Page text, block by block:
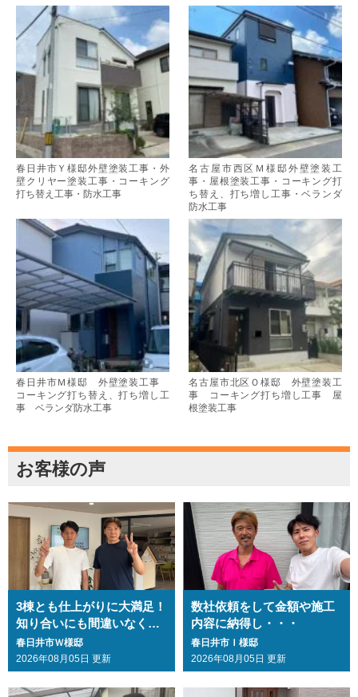
春日井市Ｙ様邸外壁塗装工事・外
壁クリヤー塗装工事・コーキング
打ち替え工事・防水工事
名古屋市西区Ｍ様邸外壁塗装工
事・屋根塗装工事・コーキング打
ち替え、打ち増し工事・ベランダ
防水工事
春日井市Ｍ様邸 外壁塗装工事
コーキング打ち替え、打ち増し工
事 ベランダ防水工事
名古屋市北区Ｏ様邸 外壁塗装工
事 コーキング打ち増し工事 屋
根塗装工事
お客様の声
3棟とも仕上がりに大満足！
知り合いにも間違いなくお
勧めします・・・
春日井市Ｗ様邸
2026年08月05日 更新
数社依頼をして金額や施工
内容に納得し・・・
春日井市Ｉ様邸
2026年08月05日 更新